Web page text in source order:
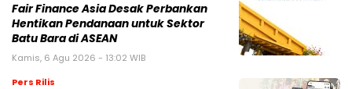
Fair Finance Asia Desak Perbankan
Hentikan Pendanaan untuk Sektor
Batu Bara di ASEAN
Kamis, 6 Agu 2026 - 13:02 WIB
Pers Rilis